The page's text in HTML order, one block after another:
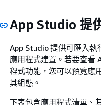
App Studio 提
App Studio 提供可匯入執
應用程式建置。若要查看
程式功能，您可以預覽應
其組態。
下表包含應用程式清單、